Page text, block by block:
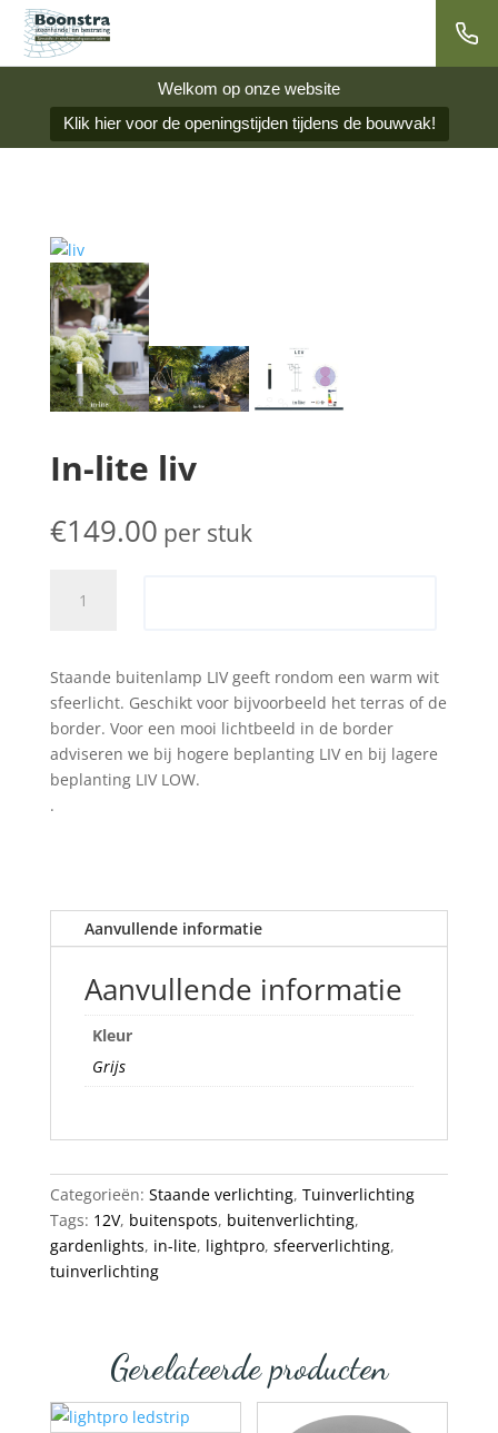
Welkom op onze website
Klik hier voor de openingstijden tijdens de bouwvak!
In-lite liv
€149.00 per stuk
Staande buitenlamp LIV geeft rondom een warm wit
sfeerlicht. Geschikt voor bijvoorbeeld het terras of de
border. Voor een mooi lichtbeeld in de border
adviseren we bij hogere beplanting LIV en bij lagere
beplanting LIV LOW.
.
Aanvullende informatie
Aanvullende informatie
Kleur
Grijs
Categorieën: Staande verlichting, Tuinverlichting
Tags: 12V, buitenspots, buitenverlichting,
gardenlights, in-lite, lightpro, sfeerverlichting,
tuinverlichting
Gerelateerde producten